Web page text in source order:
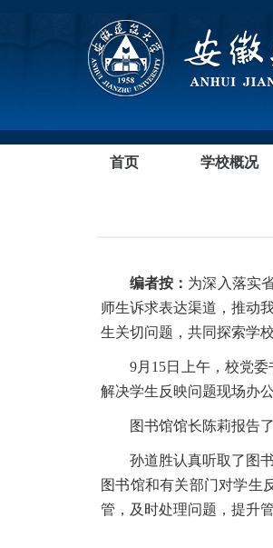
首页 学校概况
编者按： 为深入落实
师生诉求表达渠道，推动
生关切问题，共同探索学
9月15日上午，校党
解决学生反映问题现场办
图书馆馆长陈莉报告
孙道胜认真听取了图
图书馆和有关部门对学生
管，及时处理问题，提升